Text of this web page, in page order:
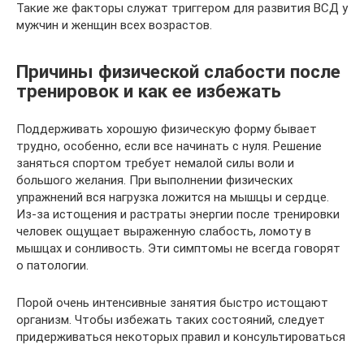
Такие же факторы служат триггером для развития ВСД у
мужчин и женщин всех возрастов.
Причины физической слабости после
тренировок и как ее избежать
Поддерживать хорошую физическую форму бывает
трудно, особенно, если все начинать с нуля. Решение
заняться спортом требует немалой силы воли и
большого желания. При выполнении физических
упражнений вся нагрузка ложится на мышцы и сердце.
Из-за истощения и растраты энергии после тренировки
человек ощущает выраженную слабость, ломоту в
мышцах и сонливость. Эти симптомы не всегда говорят
о патологии.
Порой очень интенсивные занятия быстро истощают
организм. Чтобы избежать таких состояний, следует
придерживаться некоторых правил и консультироваться